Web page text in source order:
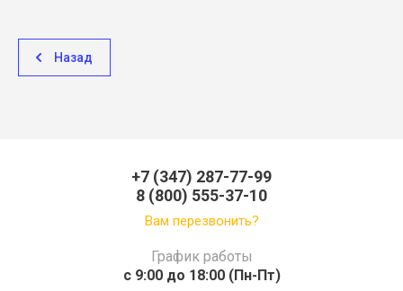
Назад
+7 (347) 287-77-99
8 (800) 555-37-10
Вам перезвонить?
График работы
c 9:00 до 18:00 (Пн-Пт)